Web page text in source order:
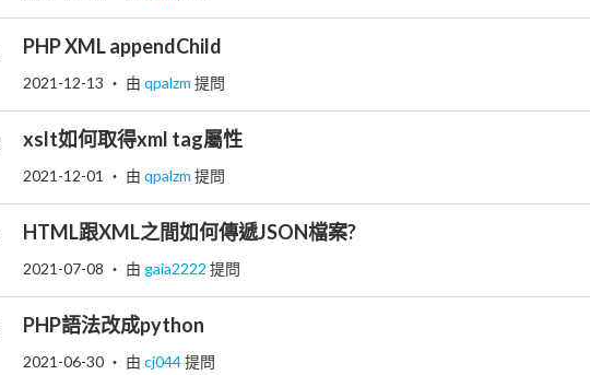
PHP XML appendChild
2021-12-13 ‧ 由 qpalzm 提問
xslt如何取得xml tag屬性
2021-12-01 ‧ 由 qpalzm 提問
HTML跟XML之間如何傳遞JSON檔案?
2021-07-08 ‧ 由 gaia2222 提問
PHP語法改成python
2021-06-30 ‧ 由 cj044提問